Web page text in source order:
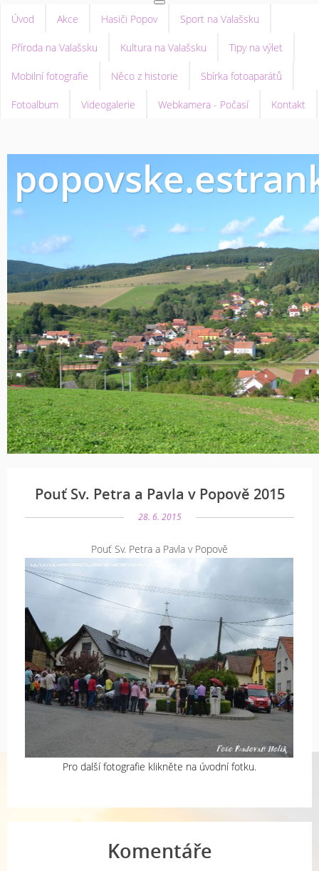
Úvod Akce Hasiči Popov Sport na Valašsku
Příroda na Valašsku Kultura na Valašsku Tipy na výlet
Mobilní fotografie Něco z historie Sbírka fotoaparátů
Fotoalbum Videogalerie Webkamera - Počasí Kontakt
Pouť Sv. Petra a Pavla v Popově 2015
28. 6. 2015
Pouť Sv. Petra a Pavla v Popově
Pro další fotografie klikněte na úvodní fotku.
Komentáře